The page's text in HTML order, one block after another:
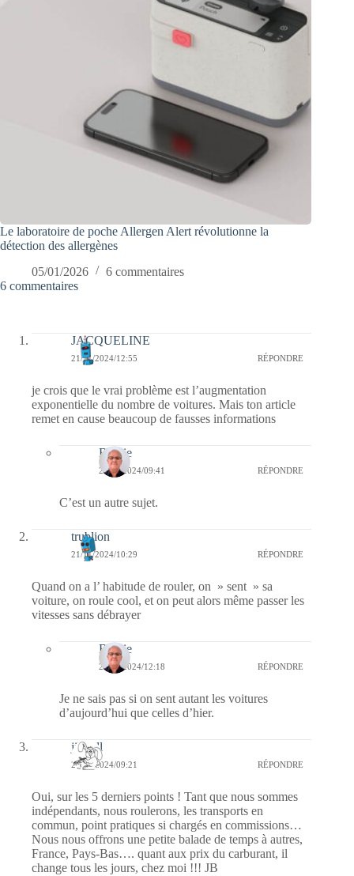
Le laboratoire de poche Allergen Alert révolutionne la
détection des allergènes
05/01/2026
6 commentaires
6 commentaires
JACQUELINE
21/11/2024/12:55 RÉPONDRE
je crois que le vrai problème est l’augmentation
exponentielle du nombre de voitures. Mais ton article
remet en cause beaucoup de fausses informations
Bernie
23/11/2024/09:41 RÉPONDRE
C’est un autre sujet.
trublion
21/11/2024/10:29 RÉPONDRE
Quand on a l’ habitude de rouler, on » sent » sa
voiture, on roule cool, et on peut alors même passer les
vitesses sans débrayer
Bernie
21/11/2024/12:18 RÉPONDRE
Je ne sais pas si on sent autant les voitures
d’aujourd’hui que celles d’hier.
jill bill
21/11/2024/09:21 RÉPONDRE
Oui, sur les 5 derniers points ! Tant que nous sommes
indépendants, nous roulerons, les transports en
commun, point pratiques si chargés en commissions…
Nous nous offrons une petite balade de temps à autres,
France, Pays-Bas…. quant aux prix du carburant, il
change tous les jours, chez moi !!! JB